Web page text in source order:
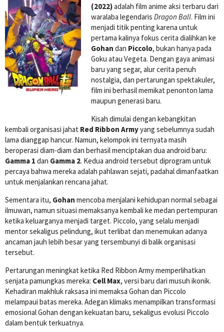
(2022)adalah film anime aksi terbaru dari
waralaba legendaris Dragon Ball. Film ini
menjadi titik penting karena untuk
pertama kalinya fokus cerita dialihkan ke
Gohan dan Piccolo, bukan hanya pada
Goku atau Vegeta. Dengan gaya animasi
baru yang segar, alur cerita penuh
nostalgia, dan pertarungan spektakuler,
film ini berhasil memikat penonton lama
maupun generasi baru.
Kisah dimulai dengan kebangkitan
kembali organisasi jahat Red Ribbon Armyyang sebelumnya sudah
lama dianggap hancur. Namun, kelompok ini ternyata masih
beroperasi diam-diam dan berhasil menciptakan dua android baru:
Gamma 1 dan Gamma 2. Kedua android tersebut diprogram untuk
percaya bahwa mereka adalah pahlawan sejati, padahal dimanfaatkan
untuk menjalankan rencana jahat.
Sementara itu, Gohan mencoba menjalani kehidupan normal sebagai
ilmuwan, namun situasi memaksanya kembali ke medan pertempuran
ketika keluarganya menjadi target. Piccolo, yang selalu menjadi
mentor sekaligus pelindung, ikut terlibat dan menemukan adanya
ancaman jauh lebih besar yang tersembunyi di balik organisasi
tersebut.
Pertarungan meningkat ketika Red Ribbon Army memperlihatkan
senjata pamungkas mereka: Cell Max, versi baru dari musuh ikonik.
Kehadiran makhluk raksasa ini memaksa Gohan dan Piccolo
melampaui batas mereka. Adegan klimaks menampilkan transformasi
emosional Gohan dengan kekuatan baru, sekaligus evolusi Piccolo
dalam bentuk terkuatnya.